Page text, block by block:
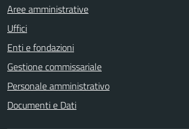
Aree amministrative
Uffici
Enti e fondazioni
Gestione commissariale
Personale amministrativo
Documenti e Dati